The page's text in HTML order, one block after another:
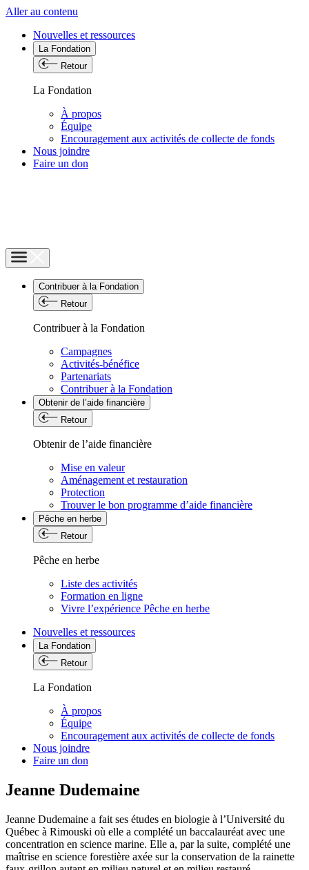
Aller au contenu
Nouvelles et ressources
La Fondation
Retour
La Fondation
À propos
Équipe
Encouragement aux activités de collecte de fonds
Nous joindre
Faire un don
Contribuer à la Fondation
Retour
Contribuer à la Fondation
Campagnes
Activités-bénéfice
Partenariats
Contribuer à la Fondation
Obtenir de l’aide financière
Retour
Obtenir de l’aide financière
Mise en valeur
Aménagement et restauration
Protection
Trouver le bon programme d’aide financière
Pêche en herbe
Retour
Pêche en herbe
Liste des activités
Formation en ligne
Vivre l’expérience Pêche en herbe
Nouvelles et ressources
La Fondation
Retour
La Fondation
À propos
Équipe
Encouragement aux activités de collecte de fonds
Nous joindre
Faire un don
Jeanne Dudemaine
Jeanne Dudemaine a fait ses études en biologie à l’Université du
Québec à Rimouski où elle a complété un baccalauréat avec une
concentration en science marine. Elle a, par la suite, complété une
maîtrise en science forestière axée sur la conservation de la rainette